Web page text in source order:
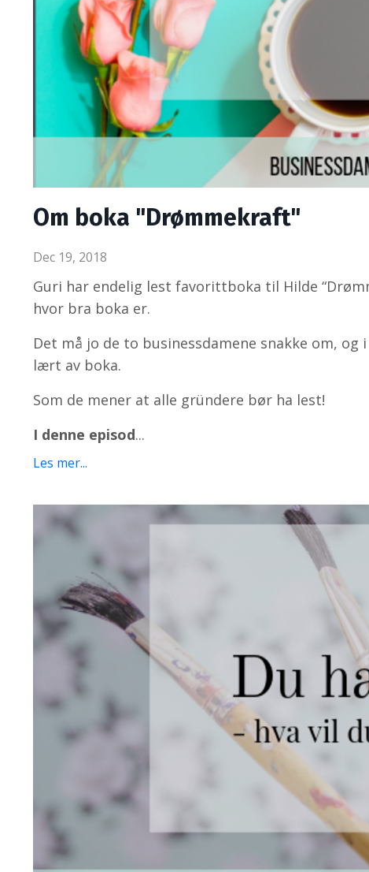
Om boka "Drømmekraft"
Dec 19, 2018
Guri har endelig lest favorittboka til Hilde
hvor bra boka er.
Det må jo de to businessdamene snakke om, og
lært av boka.
Som de mener at alle gründere bør ha lest!
I denne episod...
Les mer...